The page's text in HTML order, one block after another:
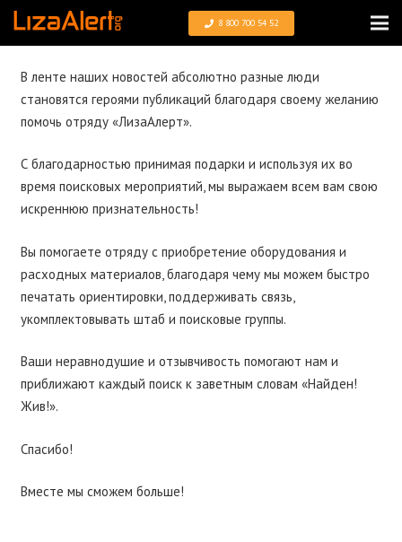
8 800 700 54 52
В ленте наших новостей абсолютно разные люди
становятся героями публикаций благодаря своему желанию
помочь отряду «ЛизаАлерт».
С благодарностью принимая подарки и используя их во
время поисковых мероприятий, мы выражаем всем вам свою
искреннюю признательность!
Вы помогаете отряду с приобретение оборудования и
расходных материалов, благодаря чему мы можем быстро
печатать ориентировки, поддерживать связь,
укомплектовывать штаб и поисковые группы.
Ваши неравнодушие и отзывчивость помогают нам и
приближают каждый поиск к заветным словам «Найден!
Жив!».
Спасибо!
Вместе мы сможем больше!